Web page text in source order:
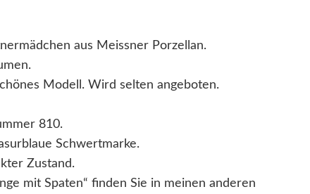
aus Meissner Porzellan.
Modell. Wird selten angeboten.
810.
Schwertmarke.
Zustand.
mit Spaten“ finden Sie in meinen anderen